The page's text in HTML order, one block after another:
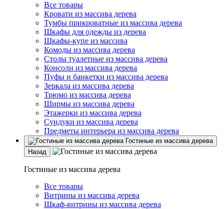
Все товары
Кровати из массива дерева
Тумбы прикроватные из массива дерева
Шкафы для одежды из дерева
Шкафы-купе из массива
Комоды из массива дерева
Столы туалетные из массива дерева
Консоли из массива дерева
Пуфы и банкетки из массива дерева
Зеркала из массива дерева
Трюмо из массива дерева
Ширмы из массива дерева
Этажерки из массива дерева
Сундуки из массива дерева
Предметы интерьера из массива дерева
Гостиные из массива дерева
Назад
Гостиные из массива дерева
Все товары
Витрины из массива дерева
Шкаф-витрины из массива дерева